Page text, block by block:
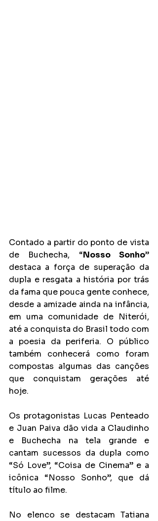
Contado a partir do ponto de vista
de Buchecha, “Nosso Sonho”
destaca a força de superação da
dupla e resgata a história por trás
da fama que pouca gente conhece,
desde a amizade ainda na infância,
em uma comunidade de Niterói,
até a conquista do Brasil todo com
a poesia da periferia. O público
também conhecerá como foram
compostas algumas das canções
que conquistam gerações até
hoje.
Os protagonistas Lucas Penteado
e Juan Paiva dão vida a Claudinho
e Buchecha na tela grande e
cantam sucessos da dupla como
“Só Love”, “Coisa de Cinema” e a
icônica “Nosso Sonho”, que dá
título ao filme.
No elenco se destacam Tatiana